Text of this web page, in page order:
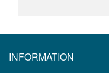
INFORMATION